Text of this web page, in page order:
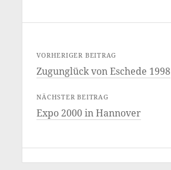
VORHERIGER BEITRAG
Zugunglück von Eschede 1998
NÄCHSTER BEITRAG
Expo 2000 in Hannover